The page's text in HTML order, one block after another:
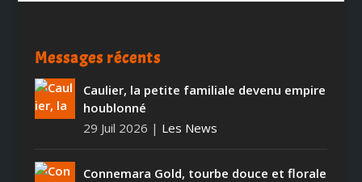
Messages récents
Caulier, la petite familiale devenu empire
houblonné
29 Juil 2026 | Les News
Connemara Gold, tourbe douce et florale